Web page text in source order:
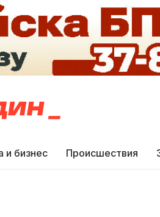
и бизнес Происшествия